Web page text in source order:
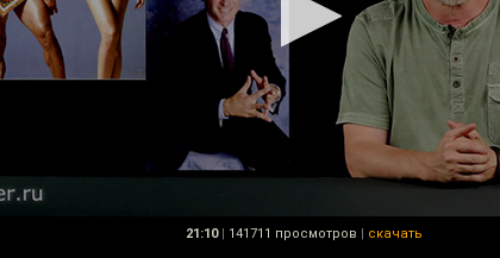
21:10 | 141711 просмотров | скачать